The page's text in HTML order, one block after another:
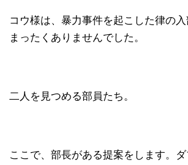
コウ様は、暴力事件を起こした律の
まったくありませんでした。
二人を見つめる部員たち。
ここで、部長がある提案をします。